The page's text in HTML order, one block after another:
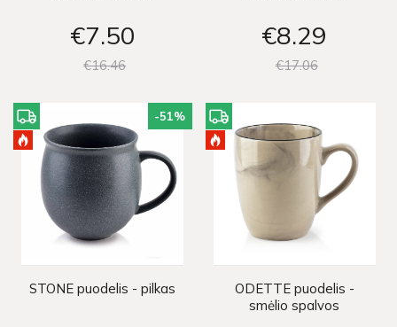
€7 50
€1646
€8 29
€1706
-51%
STONE puodelis - pilkas
ODETTE puodelis -
smėlio spalvos